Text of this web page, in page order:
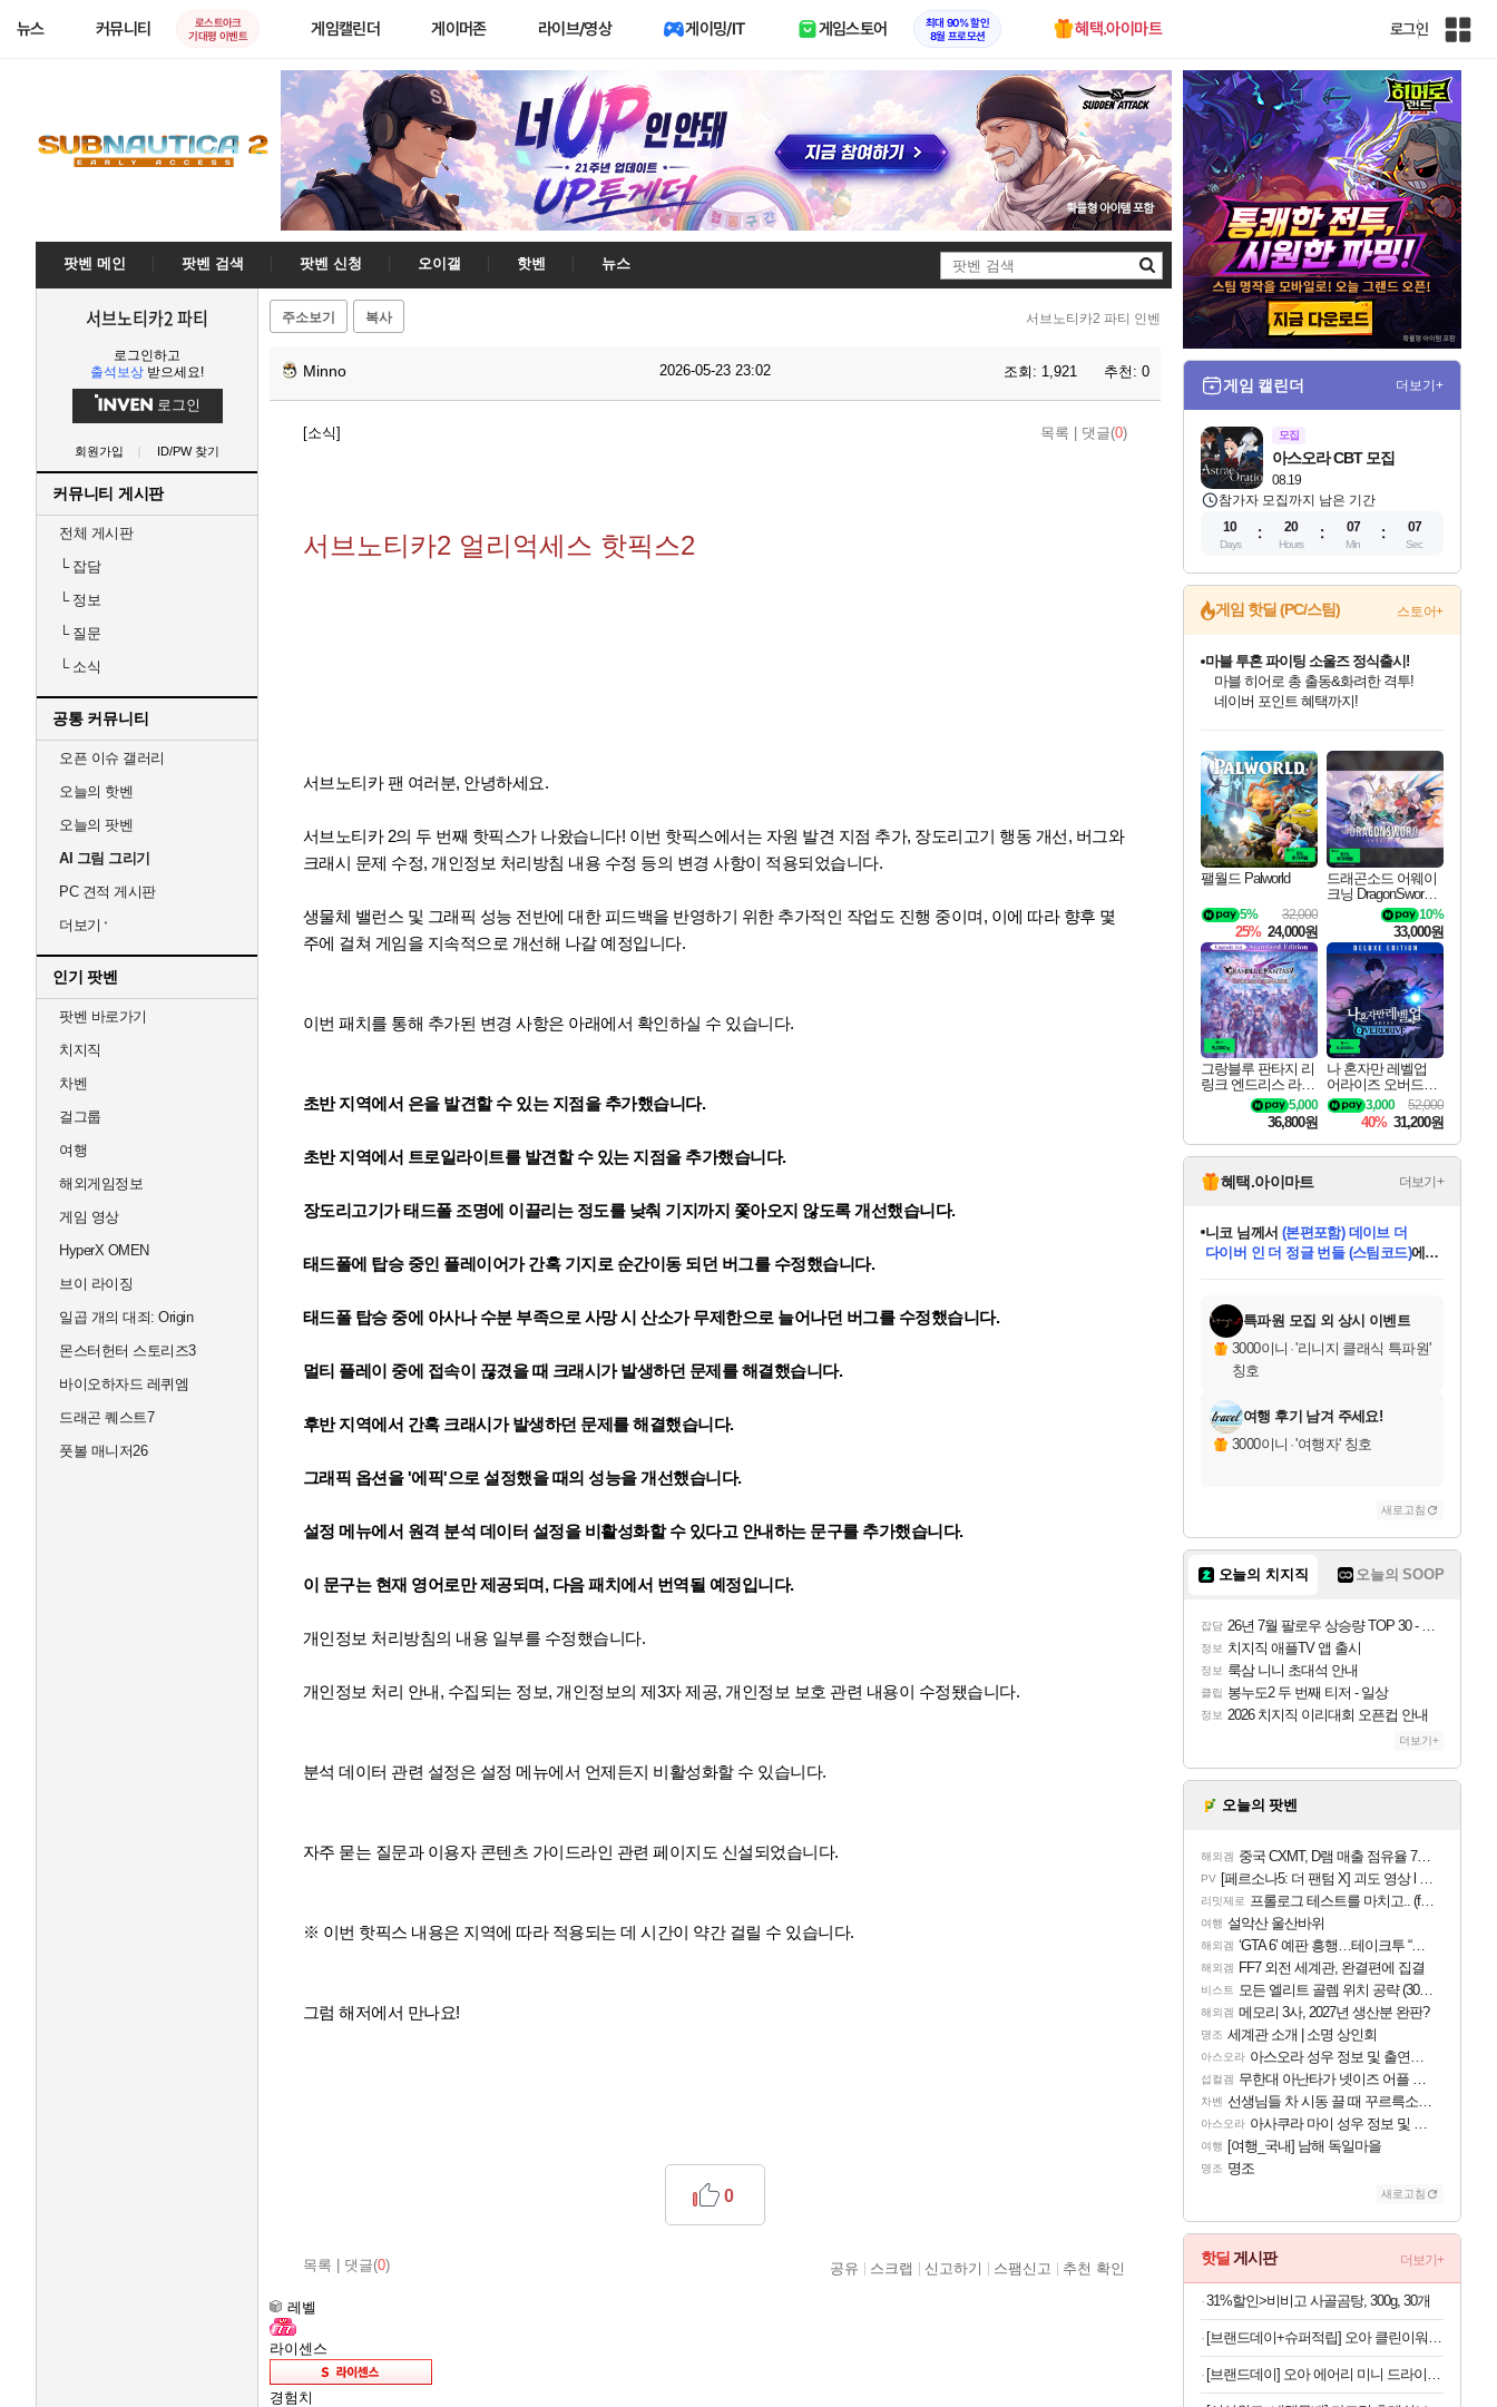
뉴스 커뮤니티
로스트아크
기대평 이벤트
게임캘린더 게이머존 라이브/영상 게이밍/IT 게임스토어
최대 90% 할인
8월 프로모션
혜택.아이마트 로그인
인
전
이
트
맵
팟벤 메인 팟벤 검색 팟벤 신청 오이갤 핫벤
뉴스
검
서브노티카2 파티
로그인하고
출석보상 받으세요!
로그인
회원가입 ID/PW 찾기
커뮤니티 게시판
전체 게시판
└잡담
└정보
└질문
└소식
공통 커뮤니티
오픈 이슈 갤러리
오늘의 핫벤
오늘의 팟벤
AI 그림 그리기
PC 견적 게시판
더보기
인기 팟벤
팟벤 바로가기
치지직
차벤
걸그룹
여행
해외게임정보
게임 영상
HyperX OMEN
브이 라이징
일곱 개의 대죄: Origin
몬스터헌터 스토리즈3
바이오하자드 레퀴엠
드래곤 퀘스트7
풋볼 매니저26
주소보기 복사 서브노티카2 파티 인벤
Minno 2026-05-23 23:02 조회: 1,921 추천: 0
[소식] 목록 댓글(0)
서브노티카2 얼리억세스 핫픽스2
서브노티카 팬 여러분, 안녕하세요.
서브노티카 2의 두 번째 핫픽스가 나왔습니다! 이번 핫픽스에서는 자원 발견 지점 추가, 장도리고기 행동 개선, 버그와
크래시 문제 수정, 개인정보 처리방침 내용 수정 등의 변경 사항이 적용되었습니다.
생물체 밸런스 및 그래픽 성능 전반에 대한 피드백을 반영하기 위한 추가적인 작업도 진행 중이며, 이에 따라 향후 몇
주에 걸쳐 게임을 지속적으로 개선해 나갈 예정입니다.
이번 패치를 통해 추가된 변경 사항은 아래에서 확인하실 수 있습니다.
초반 지역에서 은을 발견할 수 있는 지점을 추가했습니다.
초반 지역에서 트로일라이트를 발견할 수 있는 지점을 추가했습니다.
장도리고기가 태드폴 조명에 이끌리는 정도를 낮춰 기지까지 쫓아오지 않도록 개선했습니다.
태드폴에 탑승 중인 플레이어가 간혹 기지로 순간이동 되던 버그를 수정했습니다.
태드폴 탑승 중에 아사나 수분 부족으로 사망 시 산소가 무제한으로 늘어나던 버그를 수정했습니다.
멀티 플레이 중에 접속이 끊겼을 때 크래시가 발생하던 문제를 해결했습니다.
후반 지역에서 간혹 크래시가 발생하던 문제를 해결했습니다.
그래픽 옵션을 '에픽'으로 설정했을 때의 성능을 개선했습니다.
설정 메뉴에서 원격 분석 데이터 설정을 비활성화할 수 있다고 안내하는 문구를 추가했습니다.
이 문구는 현재 영어로만 제공되며, 다음 패치에서 번역될 예정입니다.
개인정보 처리방침의 내용 일부를 수정했습니다.
개인정보 처리 안내, 수집되는 정보, 개인정보의 제3자 제공, 개인정보 보호 관련 내용이 수정됐습니다.
분석 데이터 관련 설정은 설정 메뉴에서 언제든지 비활성화할 수 있습니다.
자주 묻는 질문과 이용자 콘텐츠 가이드라인 관련 페이지도 신설되었습니다.
※ 이번 핫픽스 내용은 지역에 따라 적용되는 데 시간이 약간 걸릴 수 있습니다.
그럼 해저에서 만나요!
목록 댓글(0)
0
공유 스크랩 신고하기 스팸신고 추천 확인
레벨
라이센스
경험치
게임 캘린더 더보기+
모집
08.19
아스오라 CBT 모집
참가자 모집까지 남은 기간
10
Days
20
Hours
07
Min
06
Sec
게임 핫딜 (PC/스팀) 스토어+
최대 90% 할인가를 만나보세요!
네이버혜택과 함께 만나보세요!
50%할인&추가 적립까지!
마블 투혼 파이팅 소울즈 정식출시!
마블 히어로 총 출동&화려한 격투!
네이버 포인트 혜택까지!
귀무자: 검의 길 예약 판매 중!
이니&베니 혜택까지!
네이버 혜택가와 함께 예약하세요!
할인&네이버혜택으로 만나보세요!
네이버페이 혜택과 만나보세요!
40주년 프로모션으로 만나보세요!
할인가에 만나보세요!
일부 에디션 상시 할인!
혜택으로 예약 판매 중
편안하게 충전하세요
팰월드 Palworld
32,000
5%
25% 24,000원
드래곤소드 어웨이
크닝 DragonSword A
10%
33,000원
그랑블루 판타지 리
링크 엔드리스 라그
나로크 업그레이드
킷 Granblue Fantasy
Relink Endless Ragn
arok Upgrade Kit DL
C
5,000
36,800원
나 혼자만 레벨업
어라이즈 오버드라
이브 디럭스 에디션
Solo Leveling Arise
Overdrive Deluxe Edi
tion
52,000
3,000
40% 31,200원
혜택.아이마트 더보기+
교환.
당첨되셨습니다.
니코님께서 (본편포함) 데이브 더
다이버 인 더 정글 번들 (스팀코드)에
당첨되셨습니다.
당첨되셨습니다.
당첨되셨습니다.
당첨되셨습니다.
당첨되셨습니다.
에디션 (스팀코드)를 교환.
당첨되셨습니다.
특파원 모집 외 상시 이벤트
3000이니 ·'리니지 클래식 특파원'
칭호
여행 후기 남겨 주세요!
3000이니 ·'여행자' 칭호
새로고침
오늘의 치지직 오늘의 SOOP
잡담 26년 7월 팔로우 상승량 TOP 30 - 월간 치지직
정보 치지직 애플TV 앱 출시
정보 룩삼 니니 초대석 안내
클립 봉누도2 두 번째 티저 - 일상
정보 2026 치지직 이리대회 오픈컵 안내
더보기+
오늘의 팟벤
해외겜 중국 CXMT, D램 매출 점유율 7%…글로벌 4위로 부상
PV [페르소나5: 더 팬텀 X] 괴도 영상 l 타카마키 안·댄싱 스타
리밋제로 프롤로그 테스트를 마치고.. (feat. 리아)
여행 설악산 울산바위
해외겜 ‘GTA 6’ 예판 흥행…테이크투 “내부 예상 크게 넘어”
해외겜 FF7 외전 세계관, 완결편에 집결
비스트 모든 엘리트 골렘 위치 공략 (30개) - 방랑 결투가
해외겜 메모리 3사, 2027년 생산분 완판?
명조 세계관 소개 | 소명 상인회
아스오라 아스오라 성우 정보 및 출연작 모음
섭컬겜 무한대 아난타가 넷이즈 어플 달력에 일정 등록
차벤 선생님들 차 시동 끌 때 꾸르륵소리나는데
아스오라 아사쿠라 마이 성우 정보 및 주요 필모
여행 [여행_국내] 남해 독일마을
명조 명조
새로고침
핫딜 게시판 더보기+
31%할인>비비고 사골곰탕, 300g, 30개
[브랜드데이+슈퍼적립] 오아 클린이워터B-UV 휴대용 무선 구강세정기 물치실 치아세정기 임플란트 교정 부모님 선물
[브랜드데이] 오아 에어리 미니 드라이기 고속 BLDC 헤어 드라이어 음이온 초경량 휴대용 여행용 수영장 헬스장 기숙사 가벼운 드라이